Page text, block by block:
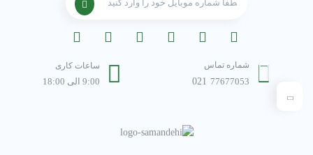
شماره تماس
021 77677053
ساعات کاری
9:00 الی 18:00